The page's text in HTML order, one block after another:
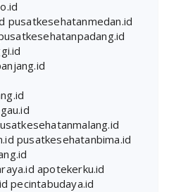
pusatkesehatanmedan.id
pusatkesehatanbima.id
apotekerku.id
pecintabudaya.id